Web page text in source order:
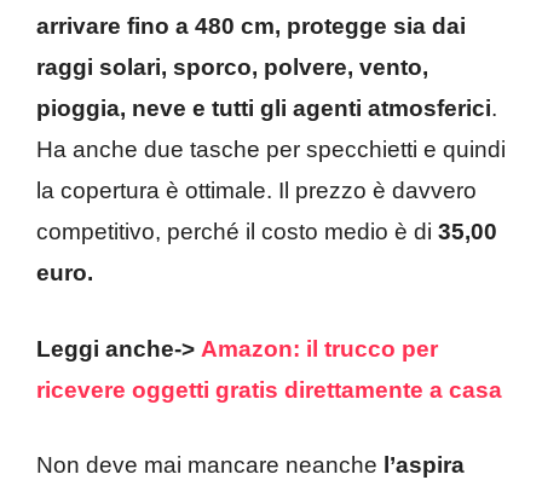
arrivare fino a 480 cm, protegge sia dai
raggi solari, sporco, polvere, vento,
pioggia, neve e tutti gli agenti atmosferici.
Ha anche due tasche per specchietti e quindi
la copertura è ottimale. Il prezzo è davvero
competitivo, perché il costo medio è di 35,00
euro.
Leggi anche-> Amazon: il trucco per
ricevere oggetti gratis direttamente a casa
Non deve mai mancare neanche l’aspira